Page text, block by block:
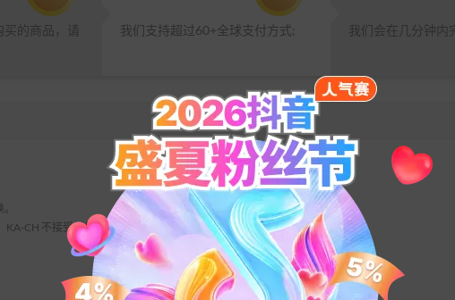
的商品，请
我们支持超过60+全球支付方式; 我们会在几分钟内
CH 不接受任何退款请求。